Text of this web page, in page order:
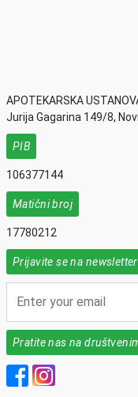
APOTEKARSKA
Jurija Gagarina 149/8,
PIB
106377144
Matični broj
17780212
Prijavite se na newsletter
Pratite nas na